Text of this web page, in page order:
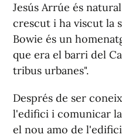
Jesús Arrúe és
crescut i ha viscut la
Bowie és un
que era el barri del
tribus urbanes".
Després de ser
l'edifici i comunicar
el nou amo de